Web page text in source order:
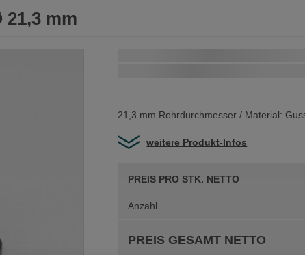
mm
21,3 mm Rohrdurchmesser / Material:
weitere Produkt-Infos
PREIS PRO STK. NETTO
Anzahl
PREIS GESAMT NETTO